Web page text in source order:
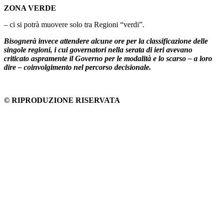
ZONA VERDE
– ci si potrà muovere solo tra Regioni “verdi”.
Bisognerà invece attendere alcune ore per la classificazione delle
singole regioni, i cui governatori nella serata di ieri avevano
criticato aspramente il Governo per le modalità e lo scarso – a loro
dire – coinvolgimento nel percorso decisionale.
© RIPRODUZIONE RISERVATA